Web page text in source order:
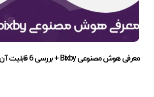
معرفی هوش مصنوعی Bixby + بررسی 6 قابلیت آن